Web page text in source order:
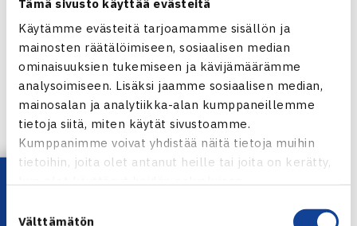
Käytämme evästeitä tarjoamamme sisällön ja
mainosten räätälöimiseen, sosiaalisen median
ominaisuuksien tukemiseen ja kävijämäärämme
analysoimiseen. Lisäksi jaamme sosiaalisen median,
mainosalan ja analytiikka-alan kumppaneillemme
tietoja siitä, miten käytät sivustoamme.
Kumppanimme voivat yhdistää näitä tietoja muihin
tietoihin, joita olet antanut heille tai joita on kerätty,
Välttämätön
Alakoulu miditennis, tytöt:
Emilia Westerlund, Töölön alakoulu, Helsinki
Saimi Juvonen, Nahkelan koulu, Tuusula,
Alakoulu miditennis, pojat:
Adam Napari, Haagan peruskoulu, Helsinki
Magnus Hellman, Vattuniemen alakoulu, Helsinki
Alakoulu miditennis, tytöt nelinpeli: